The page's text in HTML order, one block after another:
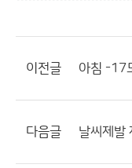
이전글 아침 -17
다음글 날씨제발